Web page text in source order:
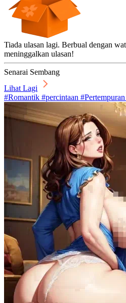
Tiada ulasan lagi. Berbual dengan
meninggalkan ulasan!
Senarai Sembang
Lihat Lagi
#Romantik #percintaan